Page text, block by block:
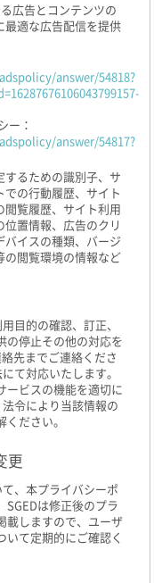
広告とコンテンツの
最適な広告配信を提供
answer/54818?
ー：
answer/54817?
するための識別子、サ
での行動履歴、サイト
閲覧履歴、サイト利用
置情報、広告のクリ
バイスの種類、バージ
の閲覧環境の情報など
目的の確認、訂正、
の停止その他の対応を
先までご連絡くださ
て対応いたします。
ービスの機能を適切に
令により当該情報の
ださい。
更
、本プライバシーポ
SGEDは修正後のプラ
載しますので、ユーザ
いて定期的にご確認く